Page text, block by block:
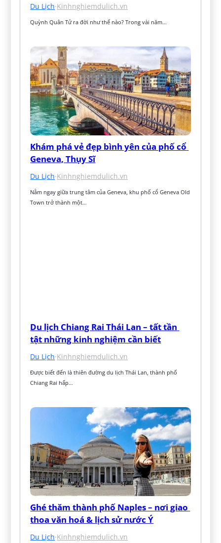
Du Lịch·Kinhnghiemdulich.vn
Quỳnh Quân Tử ra đời như thế nào? Trong vài năm…
Khám phá vẻ đẹp bình yên của phố cổ
Geneva, Thụy Sĩ
Du Lịch·Kinhnghiemdulich.vn
Nằm ngay giữa trung tâm của Geneva, khu phố cổ Geneva Old
Town trở thành một…
Du lịch Chiang Rai Thái Lan – tất tần
tật những kinh nghiệm cần biết
Du Lịch·Kinhnghiemdulich.vn
Được biết đến là thiên đường du lịch Thái Lan, thành phố
Chiang Rai hấp…
Ghé thăm thành phố Naples – nơi giao
thoa văn hoá & lịch sử nước Ý
Du Lịch·Kinhnghiemdulich.vn